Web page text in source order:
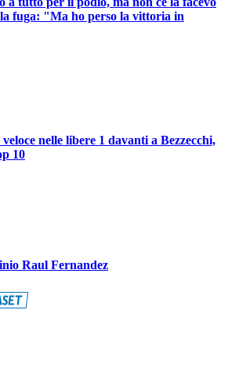
fuga: "Ma ho perso la vittoria in
nelle libere 1 davanti a Bezzecchi,
10
Raul Fernandez